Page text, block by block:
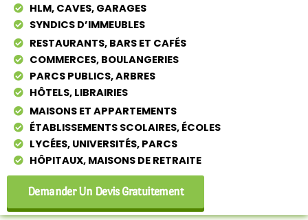
HLM, CAVES, GARAGES
SYNDICS D’IMMEUBLES
RESTAURANTS, BARS ET CAFÉS
COMMERCES, BOULANGERIES
PARCS PUBLICS, ARBRES
HÔTELS, LIBRAIRIES
MAISONS ET APPARTEMENTS
ÉTABLISSEMENTS SCOLAIRES, ÉCOLES
LYCÉES, UNIVERSITÉS, PARCS
HÔPITAUX, MAISONS DE RETRAITE
Demander Un Devis Gratuitement